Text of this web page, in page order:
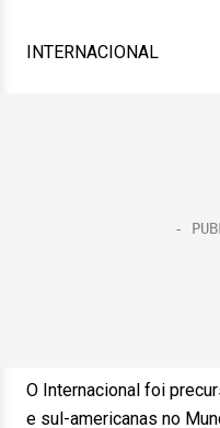
INTERNACIONAL
O Internacional foi
e sul-americanas no